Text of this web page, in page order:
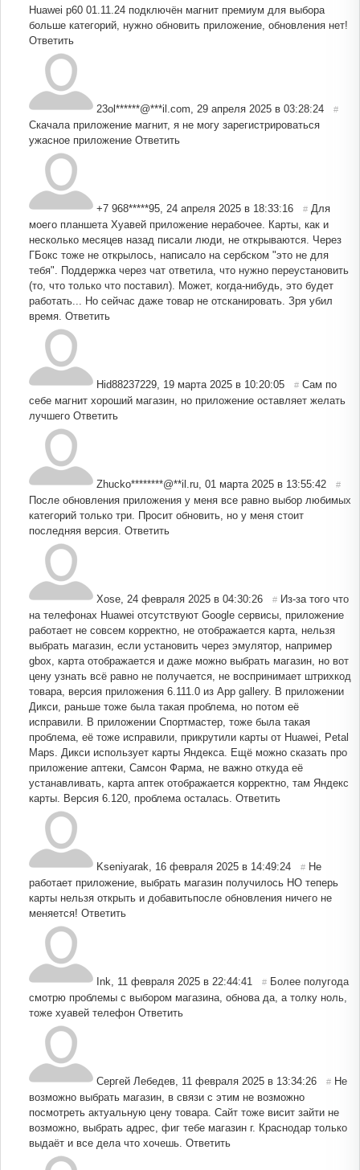
Huawei p60 01.11.24 подключён магнит премиум для выбора
больше категорий, нужно обновить приложение, обновления нет!
Ответить
23ol******@***il.com 29 апреля 2025 в 03:28:24 #
Скачала приложение магнит, я не могу зарегистрироваться
ужасное приложение Ответить
+7 968*****95 24 апреля 2025 в 18:33:16 # Для
моего планшета Хуавей приложение нерабочее. Карты, как и
несколько месяцев назад писали люди, не открываются. Через
ГБокс тоже не открылось, написало на сербском "это не для
тебя". Поддержка через чат ответила, что нужно переустановить
(то, что только что поставил). Может, когда-нибудь, это будет
работать... Но сейчас даже товар не отсканировать. Зря убил
время. Ответить
Hid88237229 19 марта 2025 в 10:20:05 # Сам по
себе магнит хороший магазин, но приложение оставляет желать
лучшего Ответить
Zhucko********@**il.ru 01 марта 2025 в 13:55:42 #
После обновления приложения у меня все равно выбор любимых
категорий только три. Просит обновить, но у меня стоит
последняя версия. Ответить
Xose 24 февраля 2025 в 04:30:26 # Из-за того что
на телефонах Huawei отсутствуют Google сервисы, приложение
работает не совсем корректно, не отображается карта, нельзя
выбрать магазин, если установить через эмулятор, например
gbox, карта отображается и даже можно выбрать магазин, но вот
цену узнать всё равно не получается, не воспринимает штрихкод
товара, версия приложения 6.111.0 из App gallery. В приложении
Дикси, раньше тоже была такая проблема, но потом её
исправили. В приложении Спортмастер, тоже была такая
проблема, её тоже исправили, прикрутили карты от Huawei, Petal
Maps. Дикси использует карты Яндекса. Ещё можно сказать про
приложение аптеки, Самсон Фарма, не важно откуда её
устанавливать, карта аптек отображается корректно, там Яндекс
карты. Версия 6.120, проблема осталась. Ответить
Kseniyarak 16 февраля 2025 в 14:49:24 # Не
работает приложение, выбрать магазин получилось НО теперь
карты нельзя открыть и добавитьпосле обновления ничего не
меняется! Ответить
Ink 11 февраля 2025 в 22:44:41 # Более полугода
смотрю проблемы с выбором магазина, обнова да, а толку ноль,
тоже хуавей телефон Ответить
Сергей Лебедев 11 февраля 2025 в 13:34:26 # Не
возможно выбрать магазин, в связи с этим не возможно
посмотреть актуальную цену товара. Сайт тоже висит зайти не
возможно, выбрать адрес, фиг тебе магазин г. Краснодар только
выдаёт и все дела что хочешь. Ответить